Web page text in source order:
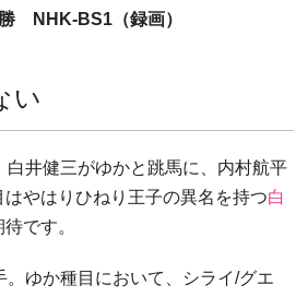
NHK-BS1（録画）
い
井健三がゆかと跳馬に、内村航平
やはりひねり王子の異名を持つ白
です。
ゆか種目において、シライ/グエ